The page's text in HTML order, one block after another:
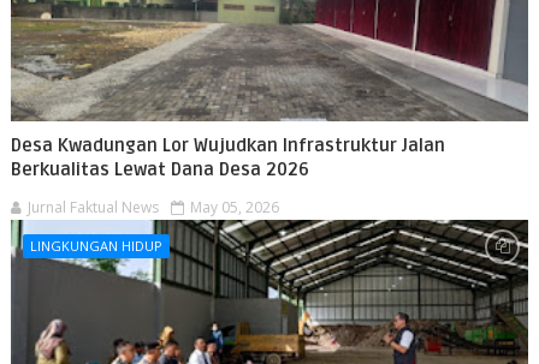
Desa Kwadungan Lor Wujudkan Infrastruktur Jalan
Berkualitas Lewat Dana Desa 2026
Jurnal Faktual News May 05, 2026
LINGKUNGAN HIDUP